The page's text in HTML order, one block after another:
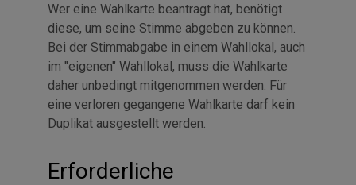
Wer eine Wahlkarte beantragt hat, benötigt
diese, um seine Stimme abgeben zu können.
Bei der Stimmabgabe in einem Wahllokal, auch
im "eigenen" Wahllokal, muss die Wahlkarte
daher unbedingt mitgenommen werden. Für
eine verloren gegangene Wahlkarte darf kein
Duplikat ausgestellt werden.
Erforderliche